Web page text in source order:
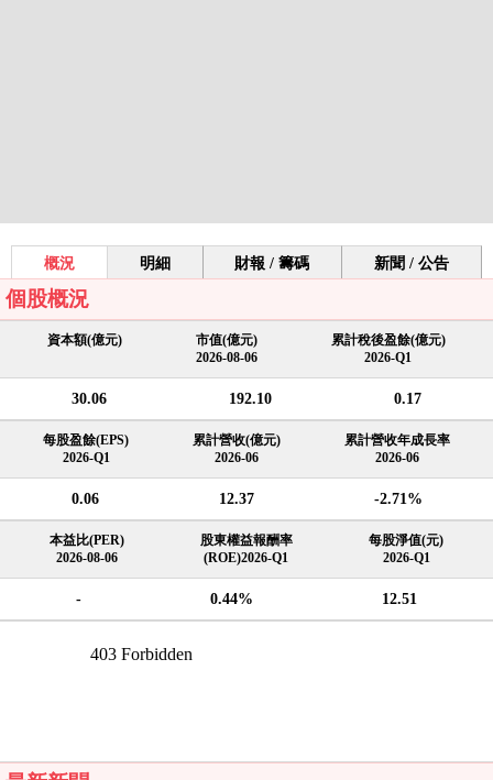
概況 明細 財報 / 籌碼 新聞 / 公告
個股概況
資本額(億元)
市值(億元)
2026-08-06
累計稅後盈餘(億元)
2026-Q1
30.06 192.10 0.17
每股盈餘(EPS)
2026-Q1
累計營收(億元)
2026-06
累計營收年成長率
2026-06
0.06 12.37 -2.71%
本益比(PER)
2026-08-06
股東權益報酬率
(ROE)2026-Q1
每股淨值(元)
2026-Q1
- 0.44% 12.51